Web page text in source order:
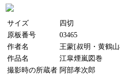
サイズ
四切
原板番号
03465
作者名
王蒙[叔明・黄鶴
作品名
江皐煙嵐図巻
撮影時の所蔵者 阿部孝次郎